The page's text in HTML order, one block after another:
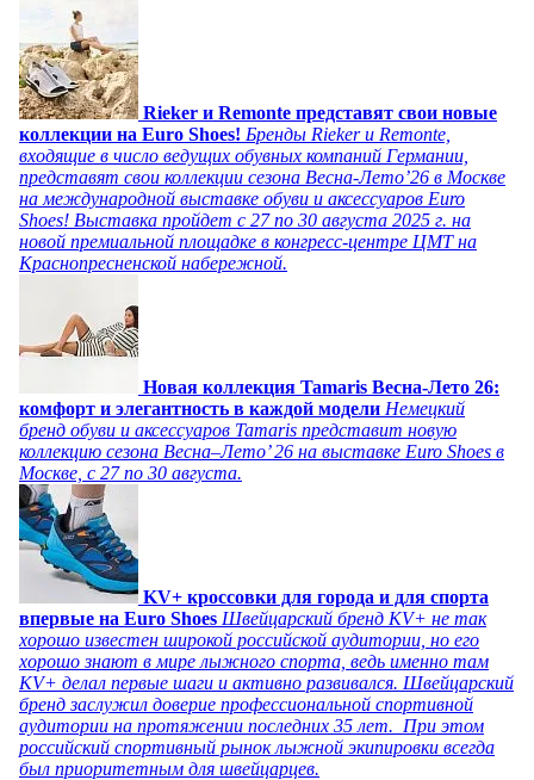
Rieker и Remonte представят свои новые
коллекции на Euro Shoes! Бренды Rieker и Remonte,
входящие в число ведущих обувных компаний Германии,
представят свои коллекции сезона Весна-Лето’26 в Москве
на международной выставке обуви и аксессуаров Euro
Shoes! Выставка пройдет c 27 по 30 августа 2025 г. на
новой премиальной площадке в конгресс-центре ЦМТ на
Краснопресненской набережной.
Новая коллекция Tamaris Весна-Лето 26:
комфорт и элегантность в каждой модели Немецкий
бренд обуви и аксессуаров Tamaris представит новую
коллекцию сезона Весна–Лето’ 26 на выставке Euro Shoes в
Москве, с 27 по 30 августа.
KV+ кроссовки для города и для спорта
впервые на Euro Shoes Швейцарский бренд KV+ не так
хорошо известен широкой российской аудитории, но его
хорошо знают в мире лыжного спорта, ведь именно там
KV+ делал первые шаги и активно развивался. Швейцарский
бренд заслужил доверие профессиональной спортивной
аудитории на протяжении последних 35 лет. При этом
российский спортивный рынок лыжной экипировки всегда
был приоритетным для швейцарцев.